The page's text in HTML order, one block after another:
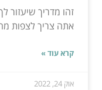
זהו מדריך שיעזור
אתה צריך לצפות
קרא עוד »
אוק 24, 2022